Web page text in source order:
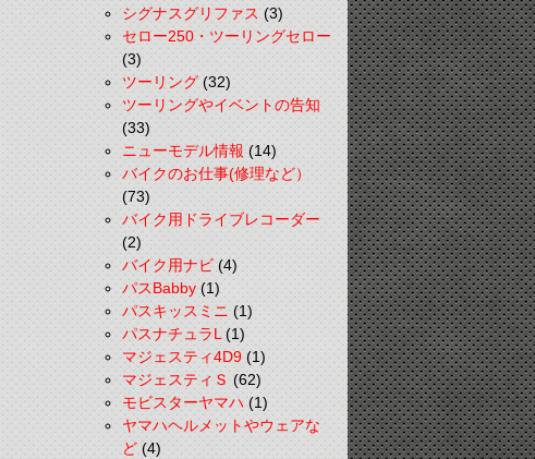
シグナスグリファス(3)
セロー250・ツーリングセロー
(3)
ツーリング(32)
ツーリングやイベントの告知
(33)
ニューモデル情報(14)
バイクのお仕事(修理など）
(73)
バイク用ドライブレコーダー
(2)
バイク用ナビ(4)
パスBabby(1)
パスキッスミニ(1)
パスナチュラL(1)
マジェスティ4D9(1)
マジェスティＳ(62)
モビスターヤマハ(1)
ヤマハヘルメットやウェアな
ど(4)